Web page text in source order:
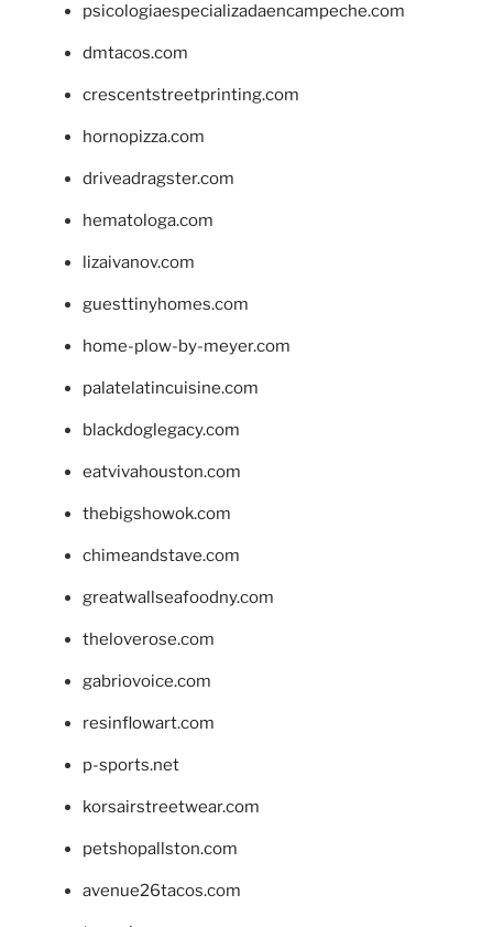
psicologiaespecializadaencampeche.com
dmtacos.com
crescentstreetprinting.com
hornopizza.com
driveadragster.com
hematologa.com
lizaivanov.com
guesttinyhomes.com
home-plow-by-meyer.com
palatelatincuisine.com
blackdoglegacy.com
eatvivahouston.com
thebigshowok.com
chimeandstave.com
greatwallseafoodny.com
theloverose.com
gabriovoice.com
resinflowart.com
p-sports.net
korsairstreetwear.com
petshopallston.com
avenue26tacos.com